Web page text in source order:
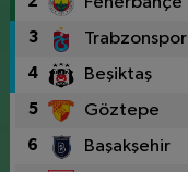
3 Trabzonspor
4 Beşiktaş
5 Göztepe
6 Başakşehir